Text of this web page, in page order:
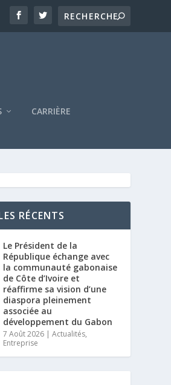
CARRIÈRE
RÉCENTS
Le Président de la
République échange avec
la communauté gabonaise
de Côte d’Ivoire et
réaffirme sa vision d’une
diaspora pleinement
associée au
développement du Gabon
7 Août 2026 |Actualités,
Entreprise